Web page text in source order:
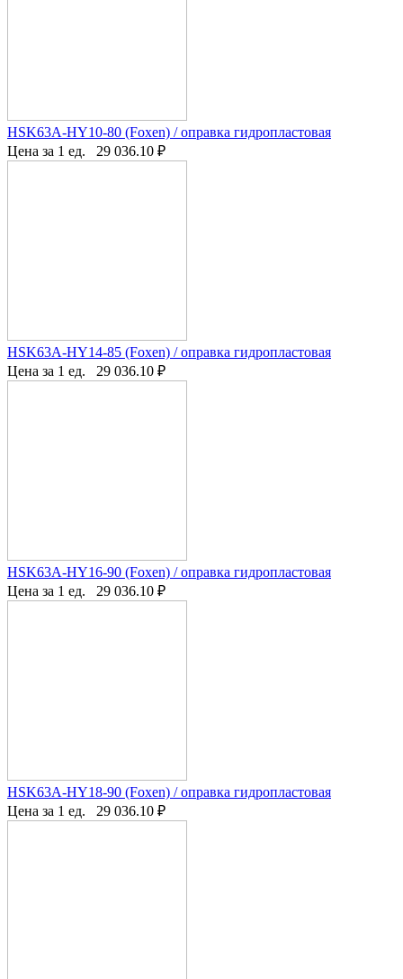
HSK63A-HY10-80 (Foxen) / оправка гидропластовая
Цена за 1 ед.
29 036.10 ₽
HSK63A-HY14-85 (Foxen) / оправка гидропластовая
Цена за 1 ед.
29 036.10 ₽
HSK63A-HY16-90 (Foxen) / оправка гидропластовая
Цена за 1 ед.
29 036.10 ₽
HSK63A-HY18-90 (Foxen) / оправка гидропластовая
Цена за 1 ед.
29 036.10 ₽